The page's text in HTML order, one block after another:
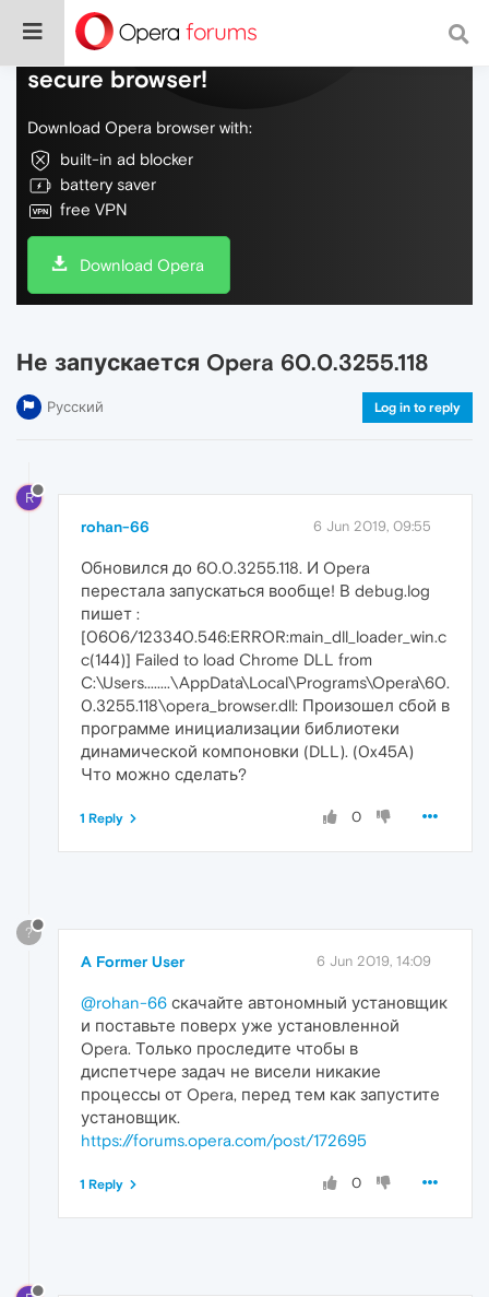
Do more on the web, with a fast and
secure browser!
Download Opera browser with:
built-in ad blocker
battery saver
free VPN
Download Opera
Не запускается Opera 60.0.3255.118
Русский Log in to reply
R
rohan-66 6 Jun 2019, 09:55
Обновился до 60.0.3255.118. И Opera
перестала запускаться вообще! В debug.log
пишет :
[0606/123340.546:ERROR:main_dll_loader_win.c
c(144)] Failed to load Chrome DLL from
C:\Users........\AppData\Local\Programs\Opera\60.
0.3255.118\opera_browser.dll: Произошел сбой в
программе инициализации библиотеки
динамической компоновки (DLL). (0x45A)
Что можно сделать?
0
1 Reply
?
A Former User 6 Jun 2019, 14:09
@rohan-66 скачайте автономный установщик
и поставьте поверх уже установленной
Opera. Только проследите чтобы в
диспетчере задач не висели никакие
процессы от Opera, перед тем как запустите
установщик.
https://forums.opera.com/post/172695
0
1 Reply